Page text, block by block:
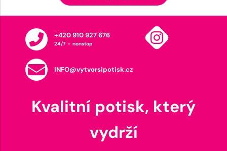
+420 910 927 676
24/7 - nonstop
INFO@vytvorsipotisk.cz
Kvalitní potisk, který
vydrží